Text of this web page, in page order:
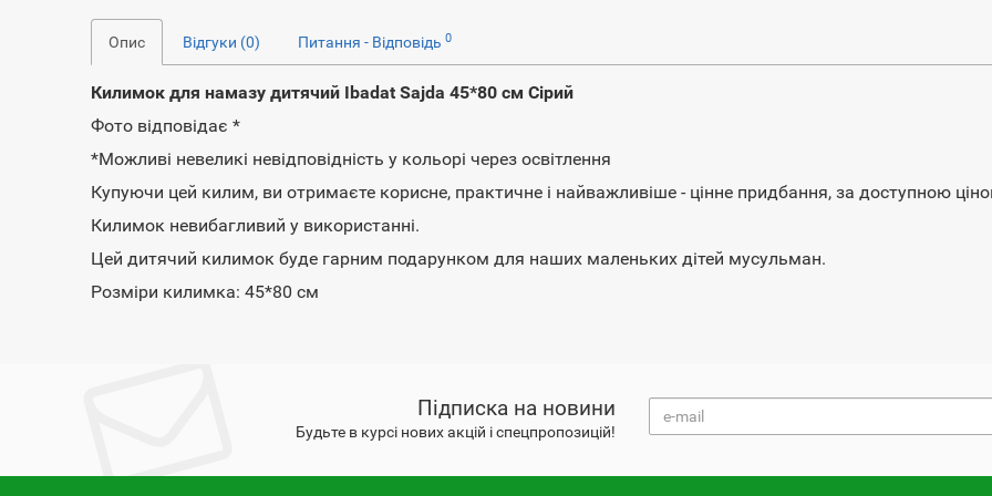
Опис Відгуки (0) Питання - Відповідь0
Килимок для намазу дитячий Ibadat Sajda 45*80 см Сірий
Фото відповідає *
*Можливі невеликі невідповідність у кольорі через освітлення
Купуючи цей килим, ви отримаєте корисне, практичне і найважливіше - цінне придбання, за доступною
Килимок невибагливий у використанні.
Цей дитячий килимок буде гарним подарунком для наших маленьких дітей мусульман.
Розміри килимка: 45*80 см
Підписка на новини
Будьте в курсі нових акцій і спецпропозицій!